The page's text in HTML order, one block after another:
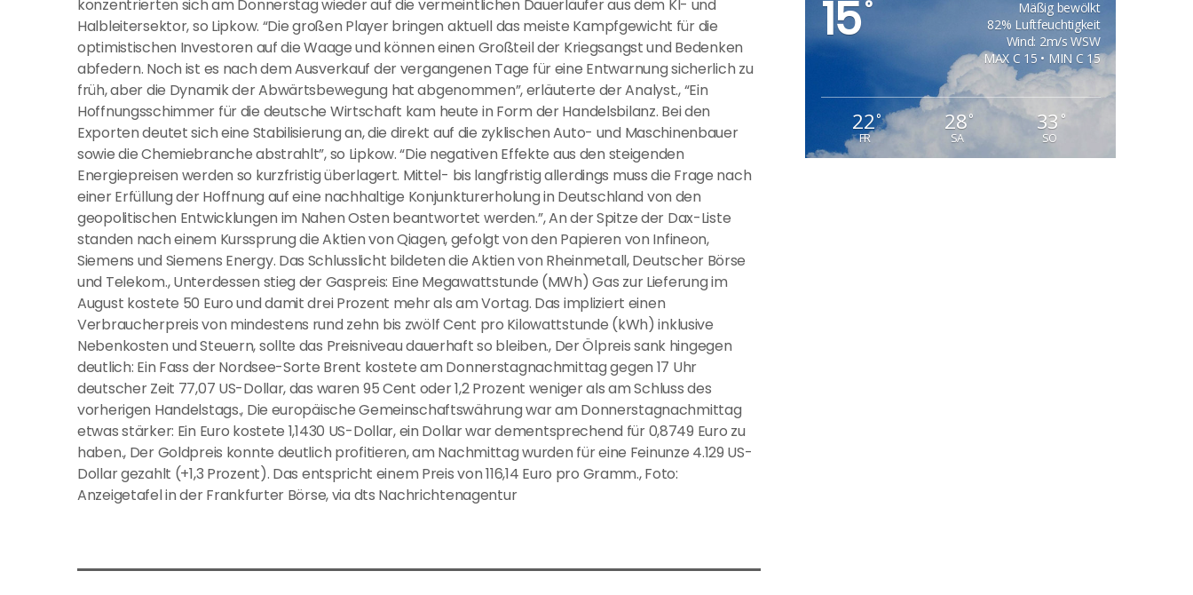
konzentrierten sich am Donnerstag wieder auf die vermeintlichen Dauerläufer aus dem KI- und
Halbleitersektor, so Lipkow. “Die großen Player bringen aktuell das meiste Kampfgewicht für die
optimistischen Investoren auf die Waage und können einen Großteil der Kriegsangst und Bedenken
abfedern. Noch ist es nach dem Ausverkauf der vergangenen Tage für eine Entwarnung sicherlich zu
früh, aber die Dynamik der Abwärtsbewegung hat abgenommen”, erläuterte der Analyst., “Ein
Hoffnungsschimmer für die deutsche Wirtschaft kam heute in Form der Handelsbilanz. Bei den
Exporten deutet sich eine Stabilisierung an, die direkt auf die zyklischen Auto- und Maschinenbauer
sowie die Chemiebranche abstrahlt”, so Lipkow. “Die negativen Effekte aus den steigenden
Energiepreisen werden so kurzfristig überlagert. Mittel- bis langfristig allerdings muss die Frage nach
einer Erfüllung der Hoffnung auf eine nachhaltige Konjunkturerholung in Deutschland von den
geopolitischen Entwicklungen im Nahen Osten beantwortet werden.”, An der Spitze der Dax-Liste
standen nach einem Kurssprung die Aktien von Qiagen, gefolgt von den Papieren von Infineon,
Siemens und Siemens Energy. Das Schlusslicht bildeten die Aktien von Rheinmetall, Deutscher Börse
und Telekom., Unterdessen stieg der Gaspreis: Eine Megawattstunde (MWh) Gas zur Lieferung im
August kostete 50 Euro und damit drei Prozent mehr als am Vortag. Das impliziert einen
Verbraucherpreis von mindestens rund zehn bis zwölf Cent pro Kilowattstunde (kWh) inklusive
Nebenkosten und Steuern, sollte das Preisniveau dauerhaft so bleiben., Der Ölpreis sank hingegen
deutlich: Ein Fass der Nordsee-Sorte Brent kostete am Donnerstagnachmittag gegen 17 Uhr
deutscher Zeit 77,07 US-Dollar, das waren 95 Cent oder 1,2 Prozent weniger als am Schluss des
vorherigen Handelstags., Die europäische Gemeinschaftswährung war am Donnerstagnachmittag
etwas stärker: Ein Euro kostete 1,1430 US-Dollar, ein Dollar war dementsprechend für 0,8749 Euro zu
haben., Der Goldpreis konnte deutlich profitieren, am Nachmittag wurden für eine Feinunze 4.129 US-
Dollar gezahlt (+1,3 Prozent). Das entspricht einem Preis von 116,14 Euro pro Gramm., Foto:
Anzeigetafel in der Frankfurter Börse, via dts Nachrichtenagentur
15°
Mäßig bewölkt
82% Luftfeuchtigkeit
Wind: 2m/s WSW
MAX C 15 • MIN C 15
22°
FR
28°
SA
33 °
SO